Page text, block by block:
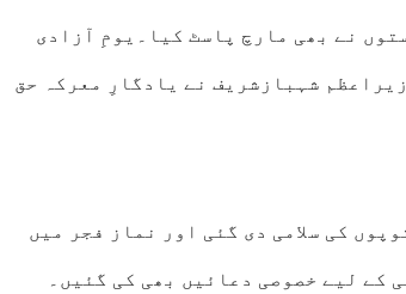
نے بھی مارچ پاسٹ کیا۔یومِ آزادی
شہبازشریف نے یادگارِ معرکہ حق
ازاں لاہور میں دن کےآغاز پر 21 توپوں کی سلامی دی گئی اور نماز فجر میں
کے لیے خصوصی دعائیں بھی کی گئیں۔